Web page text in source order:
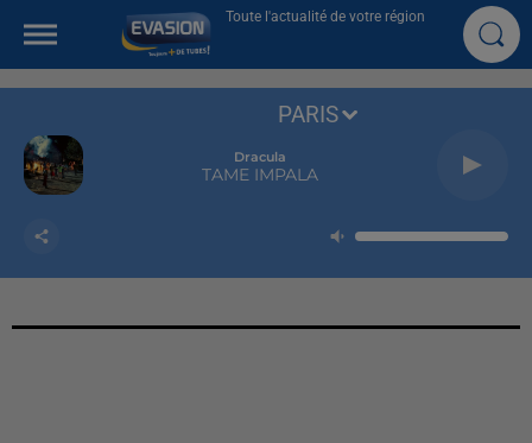
Toute l'actualité de votre région
Dracula
TAME IMPALA
PARIS